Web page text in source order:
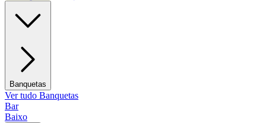
Banquetas
Ver tudo Banquetas
Bar
Baixo